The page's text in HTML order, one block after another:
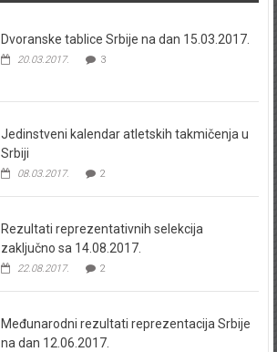
Dvoranske tablice Srbije na dan 15.03.2017.
20.03.2017. 3
Jedinstveni kalendar atletskih takmičenja u
Srbiji
08.03.2017. 2
Rezultati reprezentativnih selekcija
zaključno sa 14.08.2017.
22.08.2017. 2
Međunarodni rezultati reprezentacija Srbije
na dan 12.06.2017.